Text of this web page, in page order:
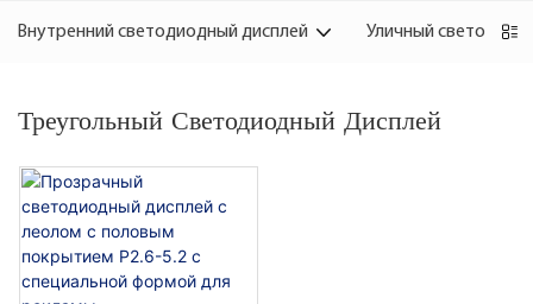
Внутренний светодиодный дисплей Уличный
Треугольный Светодиодный Дисплей